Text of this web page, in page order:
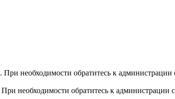
необходимости обратитесь к администрации
необходимости обратитесь к администрации